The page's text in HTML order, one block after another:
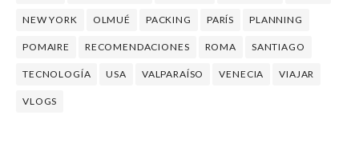
NEW YORK OLMUÉ PACKING PARÍS PLANNING
POMAIRE RECOMENDACIONES ROMA SANTIAGO
TECNOLOGÍA USA VALPARAÍSO VENECIA VIAJAR
VLOGS